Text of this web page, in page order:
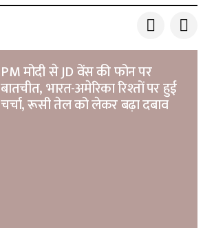
PM मोदी से JD वेंस की फोन पर
बातचीत, भारत-अमेरिका रिश्तों पर हुई
चर्चा, रूसी तेल को लेकर बढ़ा दबाव